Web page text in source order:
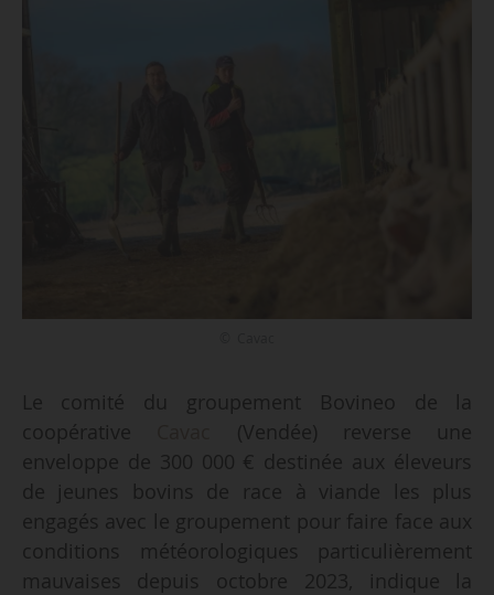
Le comité du groupement Bovineo de la
coopérative
(Vendée) reverse une
enveloppe de 300 000 € destinée aux éleveurs
de jeunes bovins de race à viande les plus
engagés avec le groupement pour faire face aux
conditions météorologiques particulièrement
mauvaises depuis octobre 2023, indique la